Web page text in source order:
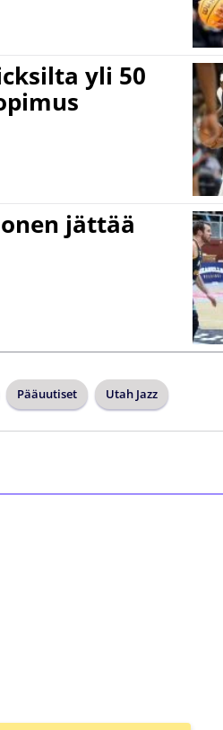
yli 50
jättää
Pääuutiset Utah Jazz